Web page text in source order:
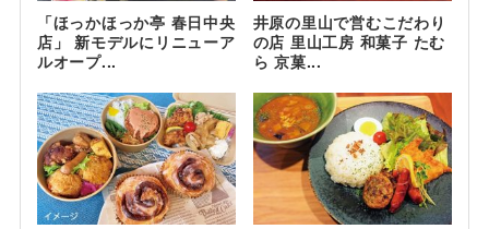
「ほっかほっか亭 春日中央
店」 新モデルにリニューア
ルオープ...
井原の里山で営むこだわり
の店 里山工房 和菓子 たむ
ら 京菓...